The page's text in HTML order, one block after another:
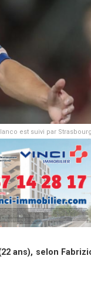
est suivi par
ans), selon